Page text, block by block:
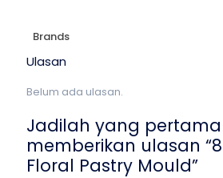
Brands
Ulasan
Belum ada ulasan.
Jadilah yang pertama
memberikan ulasan
Floral Pastry Mould”